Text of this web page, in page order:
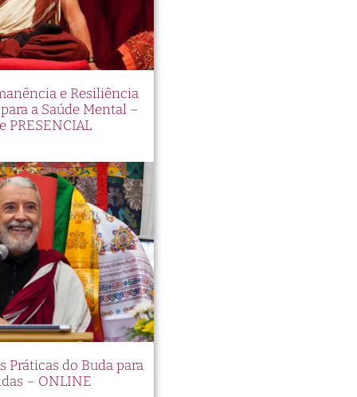
e Resiliência
a Saúde Mental –
PRESENCIAL
Práticas do Buda para
– ONLINE